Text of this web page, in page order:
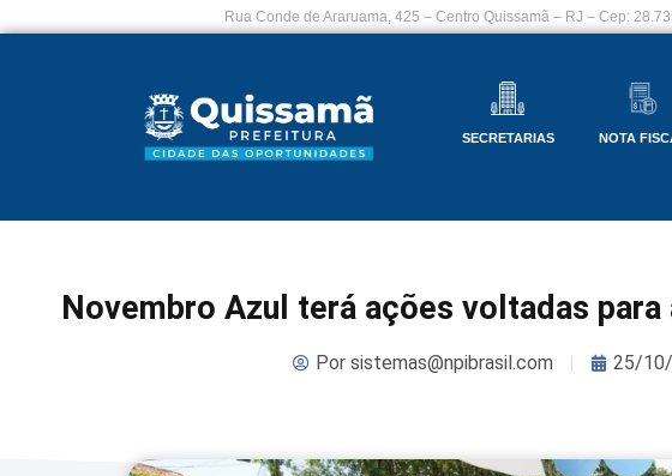
Rua Conde de Araruama, 425 – Centro Quissamã – RJ – Cep:
SECRETARIAS NOTA
Novembro Azul terá ações voltadas para
Porsistemas@npibrasil.com 25/